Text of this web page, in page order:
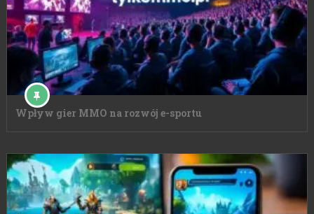
Wpływ gier MMO na rozwój e-sportu